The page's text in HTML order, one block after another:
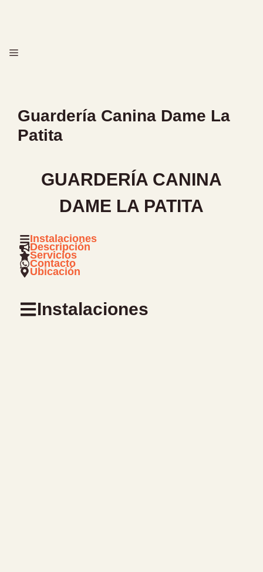
MENÚ
Guardería Canina Dame La
Patita
GUARDERÍA CANINA
DAME LA PATITA
Instalaciones
Descripción
Servicios
Contacto
Ubicación
Instalaciones